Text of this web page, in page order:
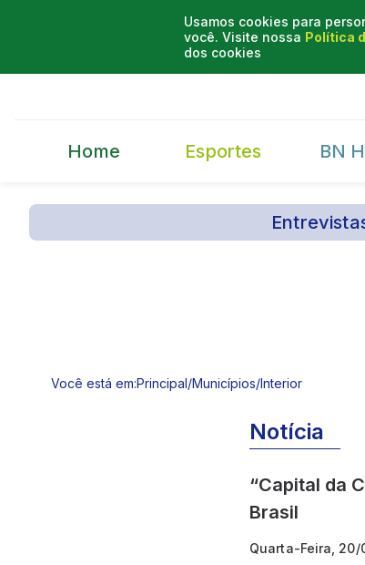
Usamos cookies para
você. Visite nossa Política
dos cookies
Home Esportes BN
Você está em:Principal/Municípios/Interior
Notícia
“Capital da
Brasil
Quarta-Feira, 20/